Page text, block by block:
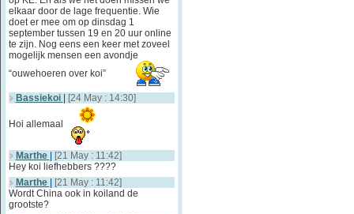
elkaar door de lage frequentie. Wie
doet er mee om op dinsdag 1
september tussen 19 en 20 uur online
te zijn. Nog eens een keer met zoveel
mogelijk mensen een avondje
“ouwehoeren over koi”
Bassiekoi [24 May : 14:30]
Hoi allemaal
Marthe
[21 May : 11:42]
Hey koi liefhebbers ????
Marthe
[21 May : 11:42]
Wordt China ook in koiland de
grootste?